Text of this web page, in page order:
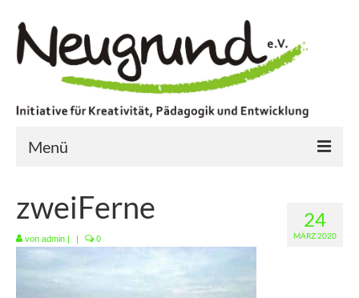
Menü
Aktuell
Aktionen
Kreatives Handeln
24
MÄRZ 2020
zweiFerne
von admin | | 0